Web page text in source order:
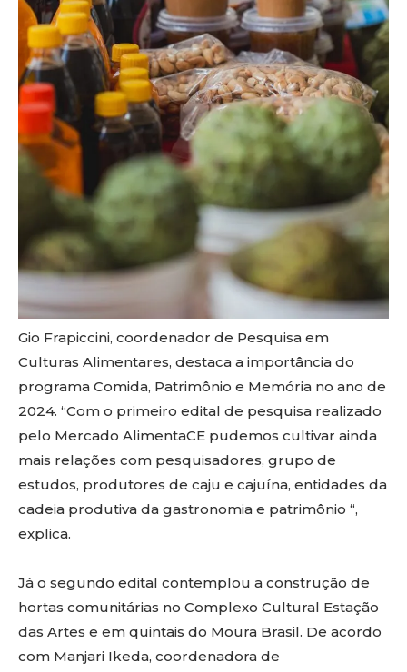
Gio Frapiccini, coordenador de Pesquisa em
Culturas Alimentares, destaca a importância do
programa Comida, Patrimônio e Memória no ano de
2024. “Com o primeiro edital de pesquisa realizado
pelo Mercado AlimentaCE pudemos cultivar ainda
mais relações com pesquisadores, grupo de
estudos, produtores de caju e cajuína, entidades da
cadeia produtiva da gastronomia e patrimônio “,
explica.
Já o segundo edital contemplou a construção de
hortas comunitárias no Complexo Cultural Estação
das Artes e em quintais do Moura Brasil. De acordo
com Manjari Ikeda, coordenadora de